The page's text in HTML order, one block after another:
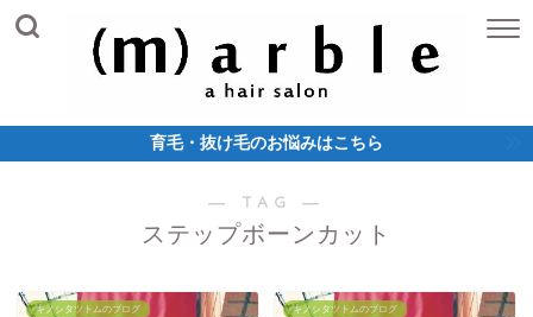
育毛・抜け毛のお悩みはこちら
― TAG ―
ステップボーンカット
キノシタツトムのブログ キノシタツトムのブログ